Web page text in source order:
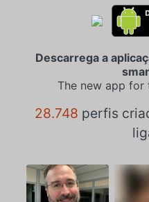
Descarrega a
The new app for
28.748 perfis